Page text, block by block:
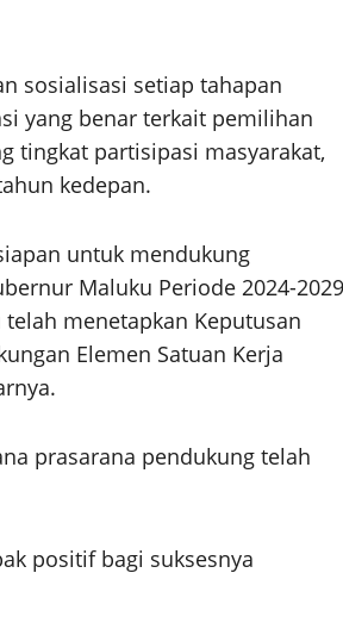
sosialisasi setiap tahapan
yang benar terkait pemilihan
tingkat partisipasi masyarakat,
kedepan.
untuk mendukung
Maluku Periode 2024-
menetapkan Keputusan
Elemen Satuan Kerja
prasarana pendukung telah
positif bagi suksesnya